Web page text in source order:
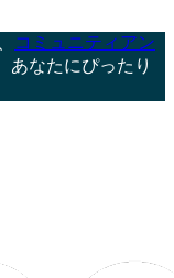
コミュニティアン
、あなたにぴったり